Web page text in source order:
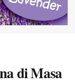
di Masa